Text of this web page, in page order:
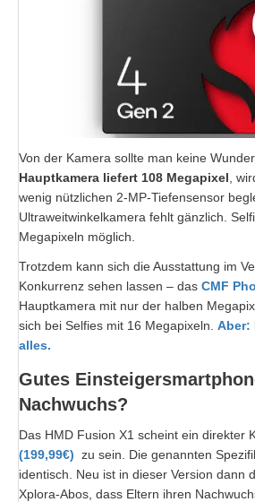
Von der Kamera sollte man keine
Hauptkamera liefert 108 Megapixel ,
wenig nützlichen 2-MP-Tiefensensor
Ultraweitwinkelkamera fehlt gänzlich.
Megapixeln möglich.
Trotzdem kann sich die Ausstattung im
Konkurrenz sehen lassen – das CMF
Hauptkamera mit nur der halben
sich bei Selfies mit 16 Megapixeln. Aber:
alles.
Gutes
Nachwuchs?
Das HMD Fusion X1 scheint ein direkter
(199,99€) zu sein. Die genannten
identisch. Neu ist in dieser Version dann
Xplora-Abos, dass Eltern ihren